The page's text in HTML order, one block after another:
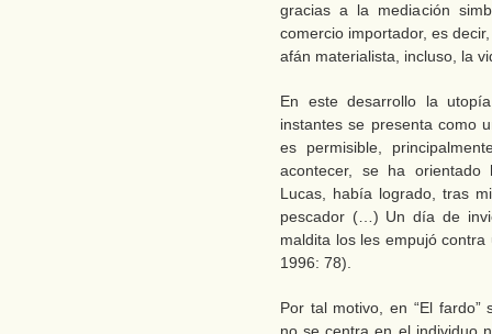
gracias a la mediación
comercio importador, es
afán materialista, incluso, la
En este desarrollo la
instantes se presenta como
es permisible,
acontecer, se ha orientado
Lucas, había logrado, tras
pescador (…) Un día de
maldita los les empujó
1996: 78).
Por tal motivo, en “El